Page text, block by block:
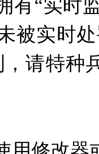
有“实时
被实时
，请特种